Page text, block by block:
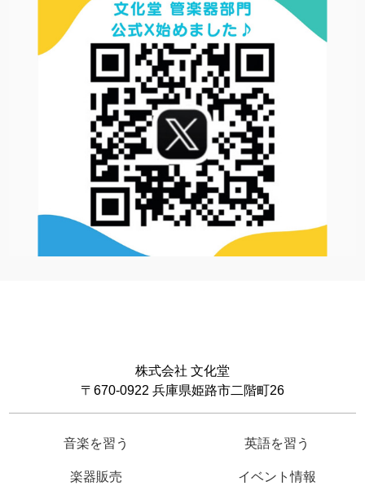
株式会社 文化堂
〒670-0922 兵庫県姫路市二階町26
音楽を習う 英語を習う
楽器販売 イベント情報